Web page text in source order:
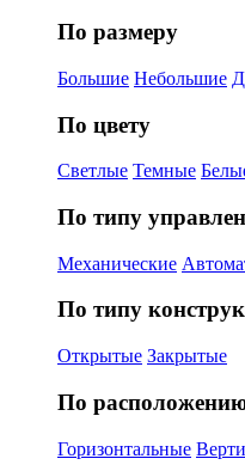
По размеру
Большие Небольшие
По цвету
Светлые Темные
По типу
Механические
По типу
Открытые Закрытые
По
Горизонтальные